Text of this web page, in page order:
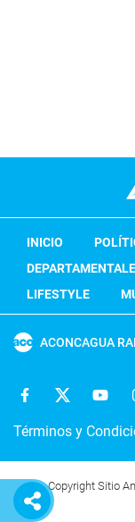
INICIO
LIFESTYLE
ACONCAGUA
Términos y
Copyright Sitio